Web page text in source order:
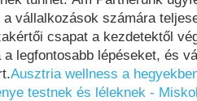
a vállalkozások számára
csapat a kezdetektől
a legfontosabb lépéseket, és
Ausztria wellness a
testnek és léleknek -